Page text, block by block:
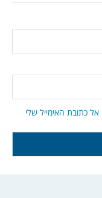
כתובת האימייל שלי